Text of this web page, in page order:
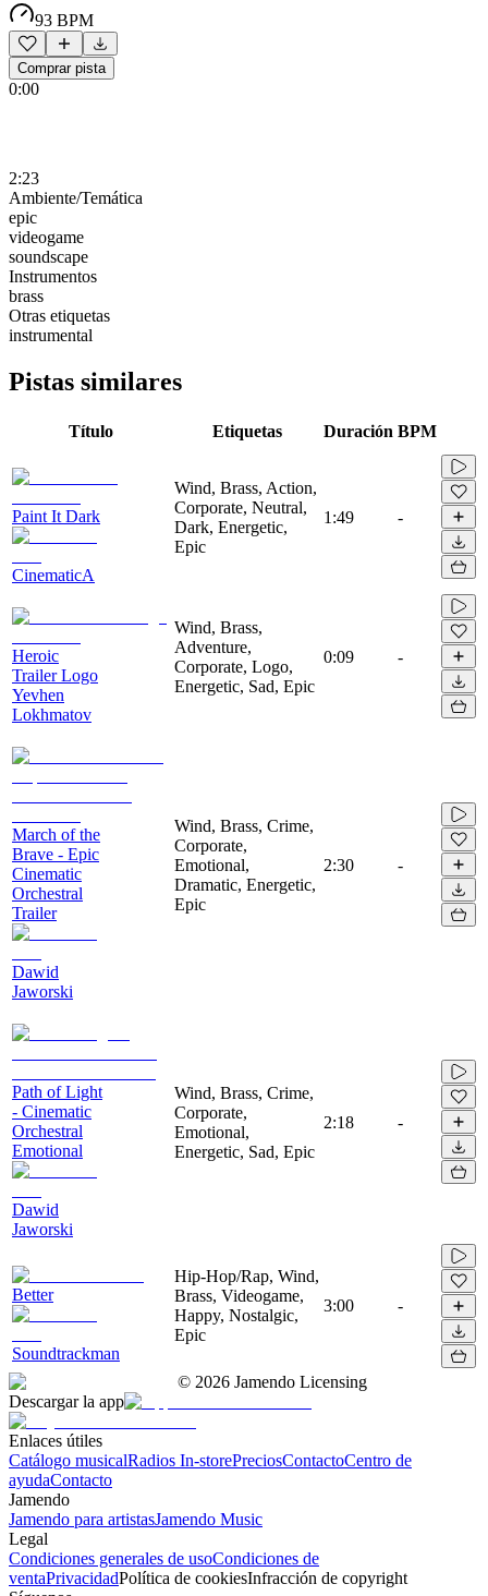
93 BPM
Comprar pista
0:00
2:23
Ambiente/Temática
epic
videogame
soundscape
Instrumentos
brass
Otras etiquetas
instrumental
Pistas similares
Título Etiquetas Duración BPM
Paint It Dark
CinematicA
Wind, Brass, Action,
Corporate, Neutral,
Dark, Energetic,
Epic
1:49 -
Heroic
Trailer Logo
Yevhen
Lokhmatov
Wind, Brass,
Adventure,
Corporate, Logo,
Energetic, Sad, Epic
0:09 -
March of the
Brave - Epic
Cinematic
Orchestral
Trailer
Dawid
Jaworski
Wind, Brass, Crime,
Corporate,
Emotional,
Dramatic, Energetic,
Epic
2:30 -
Path of Light
- Cinematic
Orchestral
Emotional
Dawid
Jaworski
Wind, Brass, Crime,
Corporate,
Emotional,
Energetic, Sad, Epic
2:18 -
Better
Soundtrackman
Hip-Hop/Rap, Wind,
Brass, Videogame,
Happy, Nostalgic,
Epic
3:00 -
© 2026 Jamendo Licensing
Descargar la app
Enlaces útiles
Catálogo musicalRadios In-storePreciosContactoCentro de
ayudaContacto
Jamendo
Jamendo para artistasJamendo Music
Legal
Condiciones generales de usoCondiciones de
ventaPrivacidadPolítica de cookiesInfracción de copyright